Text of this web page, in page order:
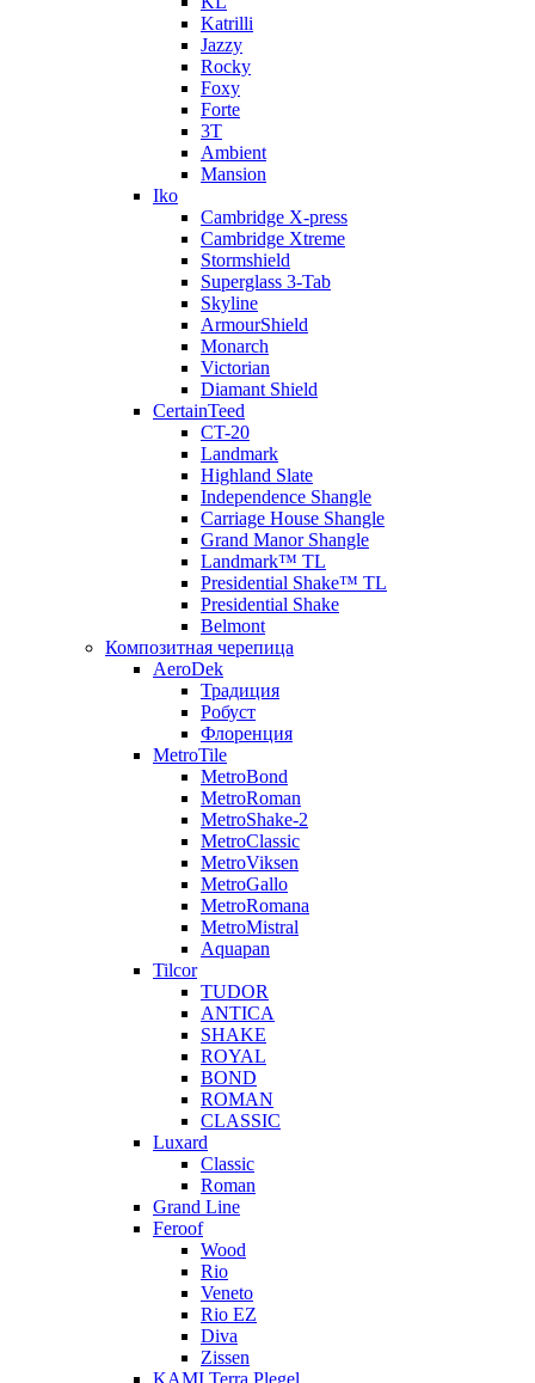
Katrilli
Jazzy
Rocky
Foxy
Forte
3T
Ambient
Mansion
Iko
Cambridge X-press
Cambridge Xtreme
Stormshield
Superglass 3-Tab
Skyline
ArmourShield
Monarch
Victorian
Diamant Shield
CertainTeed
CT-20
Landmark
Highland Slate
Independence Shangle
Carriage House Shangle
Grand Manor Shangle
Landmark™ TL
Presidential Shake™ TL
Presidential Shake
Belmont
Композитная черепица
AeroDek
Традиция
Робуст
Флоренция
MetroTile
MetroBond
MetroRoman
MetroShake-2
MetroClassic
MetroViksen
MetroGallo
MetroRomana
MetroMistral
Aquapan
Tilcor
TUDOR
ANTICA
SHAKE
ROYAL
BOND
ROMAN
CLASSIC
Luxard
Classic
Roman
Grand Line
Feroof
Wood
Rio
Veneto
Rio EZ
Diva
Zissen